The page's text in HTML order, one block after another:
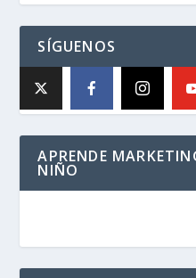
SÍGUENOS
APRENDE
NIÑO